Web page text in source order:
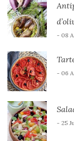
- 08
- 06
- 25